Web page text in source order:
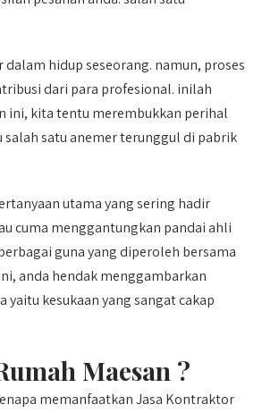
hidup seseorang. namun, proses
dari para profesional. inilah
ini, kita tentu merembukkan perihal
satu anemer terunggul di pabrik
utama yang sering hadir
cuma menggantungkan pandai ahli
guna yang diperoleh bersama
anda hendak menggambarkan
kesukaan yang sangat cakap
Maesan ?
memanfaatkan Jasa Kontraktor